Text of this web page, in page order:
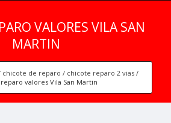
VALORES VILA SAN
MARTIN
chicote de reparo
chicote reparo 2 vias
valores Vila San Martin